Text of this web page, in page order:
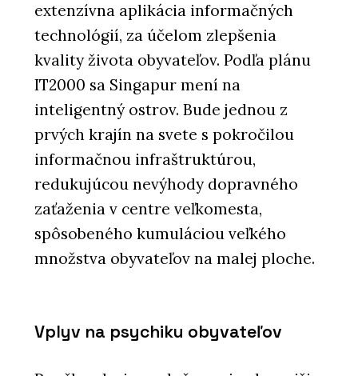
extenzívna aplikácia informačných
technológií, za účelom zlepšenia
kvality života obyvateľov. Podľa plánu
IT2000 sa Singapur mení na
inteligentný ostrov. Bude jednou z
prvých krajín na svete s pokročilou
informačnou infraštruktúrou,
redukujúcou nevýhody dopravného
zaťaženia v centre veľkomesta,
spôsobeného kumuláciou veľkého
množstva obyvateľov na malej ploche.
Vplyv na psychiku obyvateľov